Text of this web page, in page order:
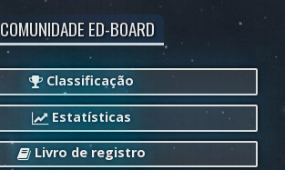
COMUNIDADE ED-BOARD
Classificação
Estatísticas
Livro de registro